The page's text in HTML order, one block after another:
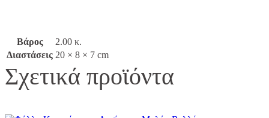
Βάρος
2.00 κ.
Διαστάσεις 20 × 8 × 7 cm
Σχετικά προϊόντα